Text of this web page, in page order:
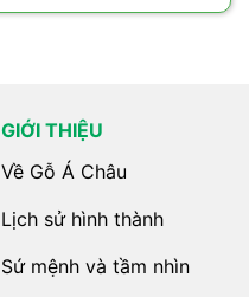
GIỚI THIỆU
Về Gỗ Á Châu
Lịch sử hình thành
Sứ mệnh và tầm nhìn